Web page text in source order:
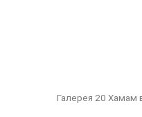
Галерея 20 Хамам